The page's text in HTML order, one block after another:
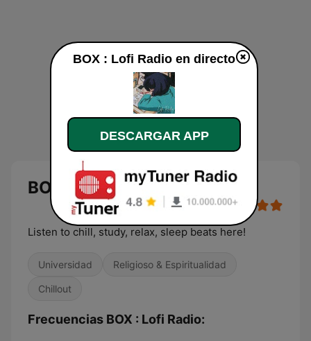
BOX : Lofi Radio
Listen to chill, study, relax, sleep beats here!
Universidad Religioso & Espiritualidad
Chillout
Frecuencias BOX : Lofi Radio:
BOX : Lofi Radio en directo
DESCARGAR APP